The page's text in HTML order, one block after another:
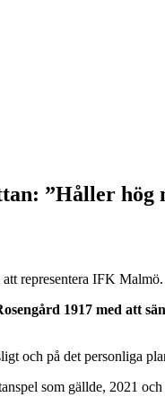
”Håller hög
representera IFK
1917 med att
och på det personliga
som gällde, 2021